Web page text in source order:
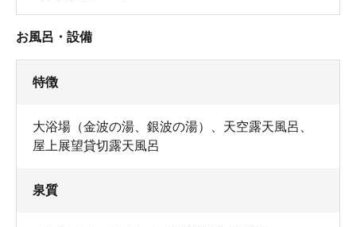
お風呂・設備
特徴
大浴場（金波の湯、銀波の湯）、天空露天風呂、
屋上展望貸切露天風呂
泉質